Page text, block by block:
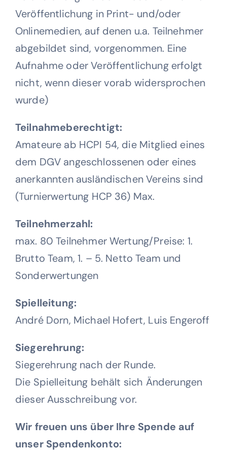
Veröffentlichung in Print- und/oder
Onlinemedien, auf denen u.a. Teilnehmer
abgebildet sind, vorgenommen. Eine
Aufnahme oder Veröffentlichung erfolgt
nicht, wenn dieser vorab widersprochen
wurde)
Teilnahmeberechtigt:
Amateure ab HCPI 54, die Mitglied eines
dem DGV angeschlossenen oder eines
anerkannten ausländischen Vereins sind
(Turnierwertung HCP 36) Max.
Teilnehmerzahl:
max. 80 TeilnehmerWertung/Preise: 1.
Brutto Team, 1. – 5. Netto Team und
Sonderwertungen
Spielleitung:
André Dorn, Michael Hofert, Luis Engeroff
Siegerehrung:
Siegerehrung nach der Runde.
Die Spielleitung behält sich Änderungen
dieser Ausschreibung vor.
Wir freuen uns über Ihre Spende auf
unser Spendenkonto: